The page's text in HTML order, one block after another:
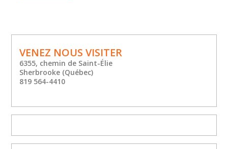
VENEZ NOUS VISITER
6355, chemin de Saint-Élie
Sherbrooke (Québec)
819 564-4410